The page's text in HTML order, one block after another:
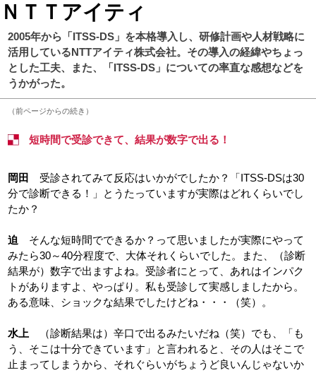
ＮＴＴアイティ
2005年から「ITSS-DS」を本格導入し、研修計画や人材戦略に
活用しているNTTアイティ株式会社。その導入の経緯やちょっ
とした工夫、また、「ITSS-DS」についての率直な感想などを
うかがった。
（前ページからの続き）
短時間で受診できて、結果が数字で出る！
岡田
受診されてみて反応はいかがでしたか？「ITSS-DSは30
分で診断できる！」とうたっていますが実際はどれくらいでし
たか？
迫 そんな短時間でできるか？って思いましたが実際にやって
みたら30～40分程度で、大体それくらいでした。また、（診断
結果が）数字で出ますよね。受診者にとって、あれはインパク
トがありますよ、やっぱり。私も受診して実感しましたから。
ある意味、ショックな結果でしたけどね・・・（笑）。
水上 （診断結果は）辛口で出るみたいだね（笑）でも、「も
う、そこは十分できています」と言われると、その人はそこで
止まってしまうから、それぐらいがちょうど良いんじゃないか